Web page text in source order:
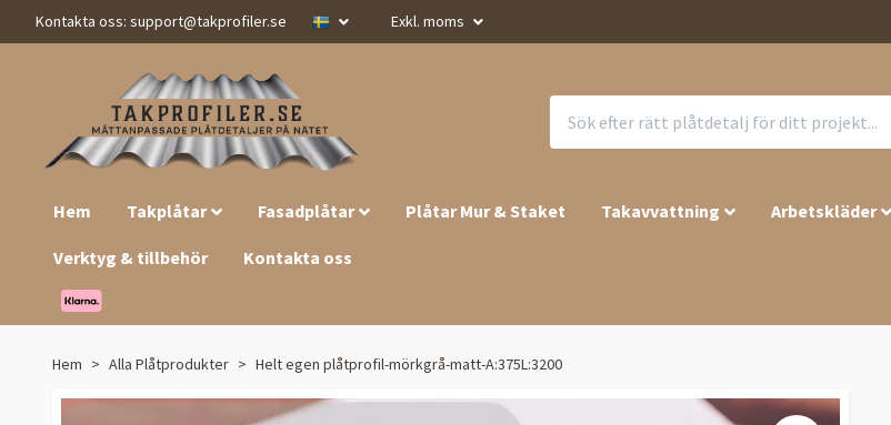
Kontakta oss: support@takprofiler.se Exkl. moms
Hem Takplåtar Fasadplåtar Plåtar Mur & Staket Takavvattning Arbetskläder
Verktyg & tillbehör Kontakta oss
Hem Alla Plåtprodukter Helt egen plåtprofil-mörkgrå-matt-A:375L:3200